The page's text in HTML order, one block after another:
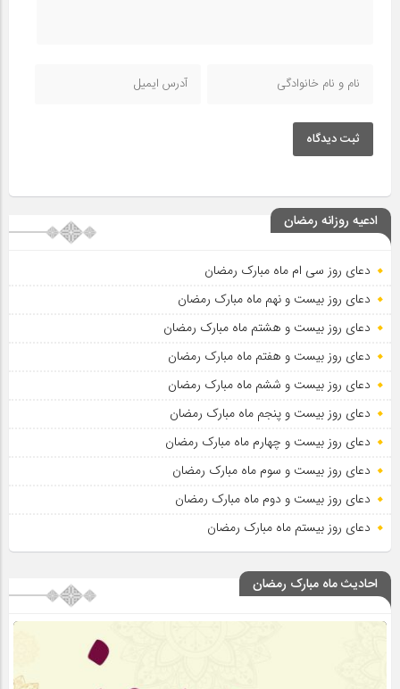
ثبت دیدگاه
ادعیه روزانه رمضان
دعای روز سی ام ماه مبارک رمضان
دعای روز بیست و نهم ماه مبارک رمضان
دعای روز بیست و هشتم ماه مبارک رمضان
دعای روز بیست و هفتم ماه مبارک رمضان
دعای روز بیست و ششم ماه مبارک رمضان
دعای روز بیست و پنجم ماه مبارک رمضان
دعای روز بیست و چهارم ماه مبارک رمضان
دعای روز بیست و سوم ماه مبارک رمضان
دعای روز بیست و دوم ماه مبارک رمضان
دعای روز بیستم ماه مبارک رمضان
احادیث ماه مبارک رمضان